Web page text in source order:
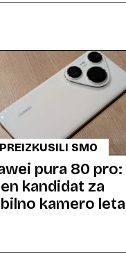
PREIZKUSILI SMO
pura 80 pro:
kandidat za
kamero leta